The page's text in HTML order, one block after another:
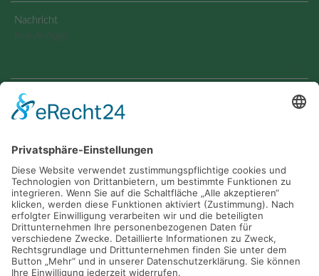
Nachricht
Geben Sie den angezeigten Text ein
Ja, ich habe dieDatenschutzerklärung
angegebenen Daten elektronisch erhoben und gespeichert
werden. Meine Daten werden dabei nur streng
zweckgebunden zur Bearbeitung und Beantwortung meiner
Anfrage genutzt.
Bestätigung Datenschutzhinweis